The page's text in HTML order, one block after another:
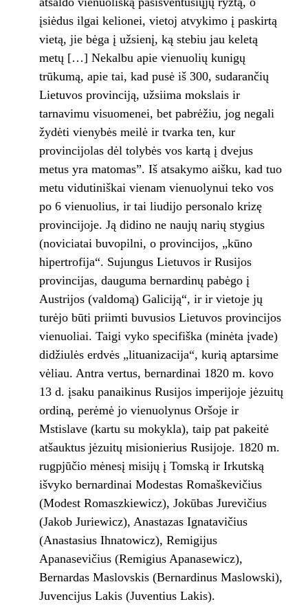
įsiėdus ilgai kelionei, vietoj atvykimo į paskirtą
vietą, jie bėga į užsienį, ką stebiu jau keletą
metų […] Nekalbu apie vienuolių kunigų
trūkumą, apie tai, kad pusė iš 300, sudarančių
Lietuvos provinciją, užsiima mokslais ir
tarnavimu visuomenei, bet pabrėžiu, jog negali
žydėti vienybės meilė ir tvarka ten, kur
provincijolas dėl tolybės vos kartą į dvejus
metus yra matomas”. Iš atsakymo aišku, kad tuo
metu vidutiniškai vienam vienuolynui teko vos
po 6 vienuolius, ir tai liudijo personalo krizę
provincijoje. Ją didino ne naujų narių stygius
(noviciatai buvopilni, o provincijos, „kūno
hipertrofija“. Sujungus Lietuvos ir Rusijos
provincijas, dauguma bernardinų pabėgo į
Austrijos (valdomą) Galiciją“, ir ir vietoje jų
turėjo būti priimti buvusios Lietuvos provincijos
vienuoliai. Taigi vyko specifiška (minėta įvade)
didžiulės erdvės „lituanizacija“, kurią aptarsime
vėliau. Antra vertus, bernardinai 1820 m. kovo
13 d. įsaku panaikinus Rusijos imperijoje jėzuitų
ordiną, perėmė jo vienuolynus Oršoje ir
Mstislave (kartu su mokykla), taip pat pakeitė
atšauktus jėzuitų misionierius Rusijoje. 1820 m.
rugpjūčio mėnesį misijų į Tomską ir Irkutską
išvyko bernardinai Modestas Romaškevičius
(Modest Romaszkiewicz), Jokūbas Jurevičius
(Jakob Juriewicz), Anastazas Ignatavičius
(Anastasius Ihnatowicz), Remigijus
Apanasevičius (Remigius Apanasewicz),
Bernardas Maslovskis (Bernardinus Maslowski),
Juvencijus Lakis (Juventius Lakis).